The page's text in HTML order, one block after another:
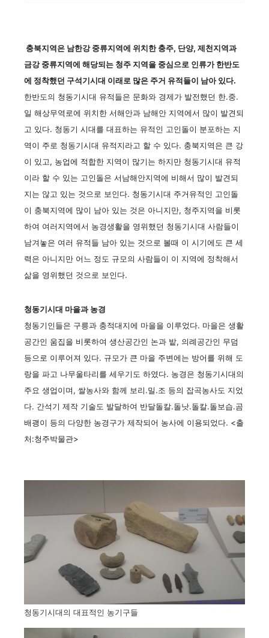
충북지역은 남한강 중류지역에 위치한 충주, 단양, 제천지역과
금강 중류지역에 해당되는 청주 지역을 중심으로 인류가 한반도
에 정착했던 구석기시대 이래로 많은 주거 유적들이 남아 있다.
한반도의 청동기시대 유적들은 문화와 경제가 발전했던 한.중.
일 해상무역로에 위치한 서해안과 남해안 지역에서 많이 발견되
고 있다. 청동기 시대를 대표하는 유적인 고인돌이 분포하는 지
역이 주로 청동기시대 유적지라고 할 수 있다. 충북지역은 큰 강
이 있고, 농업에 적합한 지역이 많기는 하지만 청동기시대 유적
이라 할 수 있는 고인돌은 서남해안지역에 비해서 많이 발견되
지는 않고 있는 것으로 보인다. 청동기시대 주거유적인 고인돌
이 충북지역에 많이 남아 있는 것은 아니지만, 청주지역을 비롯
하여 여러지역에서 농경생활을 영위했던 청동기시대 사람들이
남겨놓은 여러 유적들 남아 있는 것으로 볼때 이 시기에도 큰 세
력은 아니지만 어느 정도 규모의 사람들이 이 지역에 정착해서
삶을 영위했던 것으로 보인다.
청동기시대 마을과 농경
청동기인들은 구릉과 충적대지에 마을을 이루었다. 마을은 생활
공간인 움집을 비롯하여 생산공간인 논과 밭, 의례공간인 무덤
등으로 이루어져 있다. 규모가 큰 마을 주변에는 방어를 위해 도
랑을 파고 나무울타리를 세우기도 하였다. 농경은 청동기시대의
주요 생업이며, 쌀농사와 함께 보리.밀.조 등의 잡곡농사도 지었
다. 간석기 제작 기술도 발달하여 반달돌칼.돌낫.돌칼.돌보습.곰
배괭이 등의 다양한 농경구가 제작되어 농사에 이용되었다. <출
처:청주박물관>
청동기시대의 대표적인 농기구들